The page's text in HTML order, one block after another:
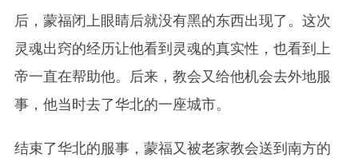
后，蒙福闭上眼睛后就没有黑的东西出现了。这次
灵魂出窍的经历让他看到灵魂的真实性，也看到上
帝一直在帮助他。后来，教会又给他机会去外地服
事，他当时去了华北的一座城市。
结束了华北的服事，蒙福又被老家教会送到南方的